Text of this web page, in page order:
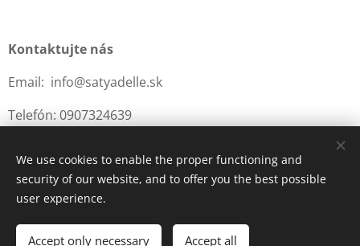
Add to cart
Kontaktujte nás
Email: info@satyadelle.sk
Telefón: 0907324639
Cookies
We use cookies to enable the proper functioning and
security of our website, and to offer you the best possible
user experience.
Accept only necessary Accept all